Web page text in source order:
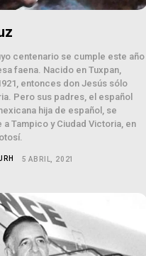
centenario se cumple este año
faena. Nacido en Tuxpan,
entonces don Jesús sólo
Pero sus padres, el español
hija de español, se
Tampico y Ciudad Victoria, en
5 ABRIL, 2021